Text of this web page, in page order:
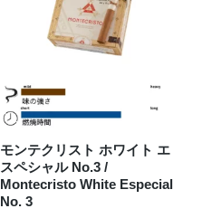
モンテクリスト ホワイト エ
スペシャル No.3 /
Montecristo White Especial
No. 3